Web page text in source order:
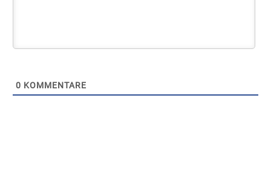
0 KOMMENTARE